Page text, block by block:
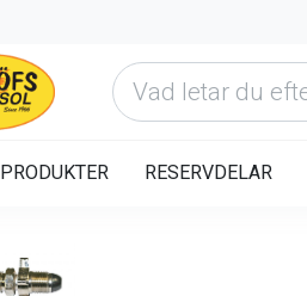
PRODUKTER RESERVDELAR